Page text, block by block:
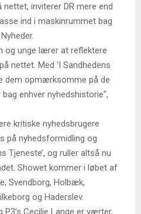
inviterer DR mere end
ind i maskinrummet bag
og unge lærer at reflektere
nettet. Med ‘I Sandhedens
dem opmærksomme på de
enhver nyhedshistorie”,
kritiske nyhedsbrugere
på nyhedsformidling og
Tjeneste’, og ruller altså nu
Showet kommer i løbet af
Svendborg, Holbæk,
og Haderslev.
Cecilie Lange er værter,